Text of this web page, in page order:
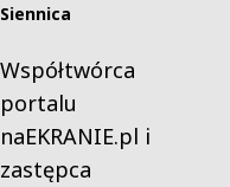
Siennica
Współtwórca
portalu
naEKRANIE.pl i
zastępca